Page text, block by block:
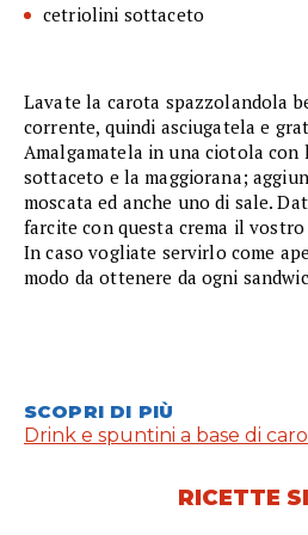
cetriolini sottaceto
Lavate la carota spazzolandola
corrente, quindi asciugatela e
Amalgamatela in una ciotola
sottaceto e la maggiorana;
moscata ed anche uno di sale.
farcite con questa crema il
In caso vogliate servirlo come
modo da ottenere da ogni
SCOPRI DI PIÙ
Drink e spuntini a base di
RICETTE